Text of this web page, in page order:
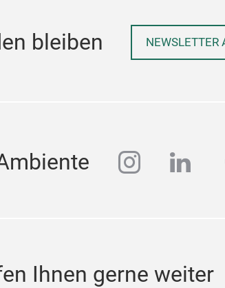
bleiben NEWSLETTER
Ihnen gerne weiter